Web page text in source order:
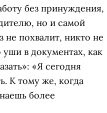
без принуждения,
но и самой
не похвалит, никто не
уши в документах, как
«Я сегодня
К тому же, когда
более